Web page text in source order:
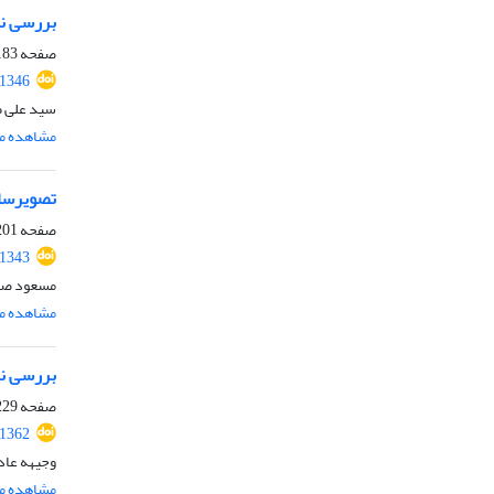
بررسی
صفحه200
سید علی
مشاهده
صفحه227
مسعود
مشاهده
بررسی
صفحه250
وجیهه